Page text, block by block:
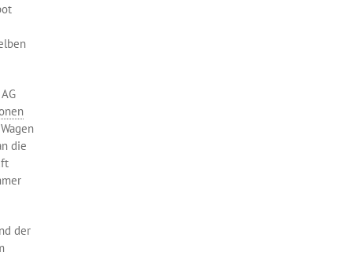
die
der